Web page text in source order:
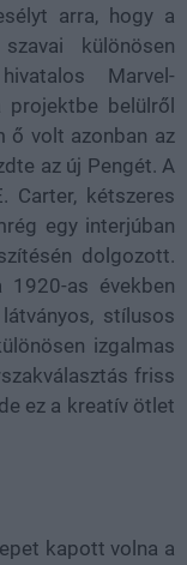
arra, hogy a
különösen
Marvel-
projektbe belülről
ő volt azonban az
az új Pengét. A
Carter, kétszeres
egy interjúban
dolgozott.
as években
stílusos
izgalmas
friss
ez a kreatív ötlet
kapott volna a